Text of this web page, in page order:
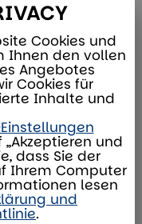
Sie bereit:
Cookies und
Ihnen den vollen
Angebotes
Cookies für
Inhalte und
und
dass Sie der
Ihrem Computer
lesen
und
.